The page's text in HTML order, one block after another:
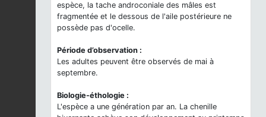
espèce, la tache androconiale des mâles est
fragmentée et le dessous de l'aile postérieure ne
possède pas d'ocelle.
Période d’observation :
Les adultes peuvent être observés de mai à
septembre.
Biologie-éthologie :
L'espèce a une génération par an. La chenille